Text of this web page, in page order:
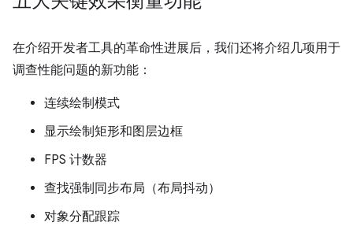
在介绍开发者工具的革命性进展后，我们还将介绍几项用于
调查性能问题的新功能：
连续绘制模式
显示绘制矩形和图层边框
FPS 计数器
查找强制同步布局（布局抖动）
对象分配跟踪